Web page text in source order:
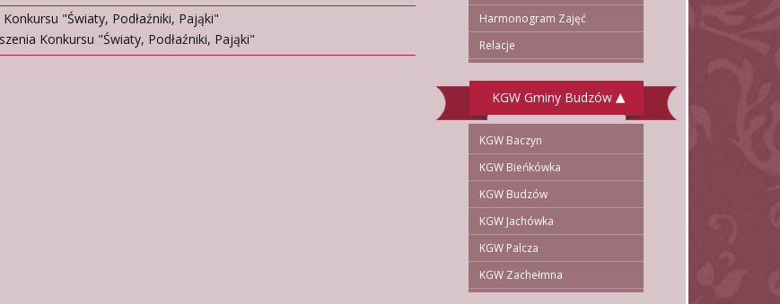
"Światy, Podłaźniki, Pająki"
Konkursu "Światy, Podłaźniki, Pająki"
Harmonogram Zajęć
Relacje
KGW Gminy Budzów
KGW Baczyn
KGW Bieńkówka
KGW Budzów
KGW Jachówka
KGW Palcza
KGW Zachełmna